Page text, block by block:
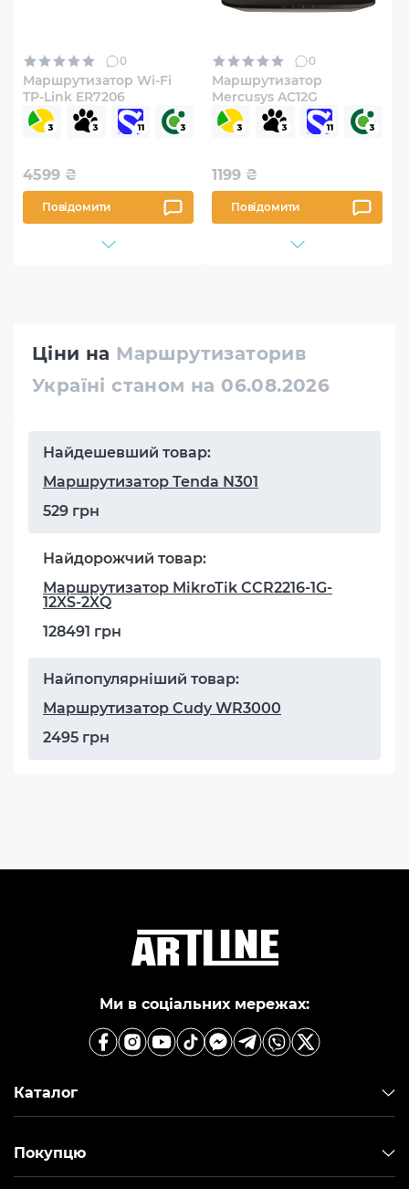
0
Маршрутизатор Wi-Fi
TP-Link ER7206
4599 ₴
Повідомити
0
Маршрутизатор
Mercusys AC12G
1199 ₴
Повідомити
Ціни на Маршрутизаторив
Україні станом на 06.08.2026
Найдешевший товар:
Маршрутизатор Tenda N301
529 грн
Найдорожчий товар:
Маршрутизатор MikroTik CCR2216-1G-
12XS-2XQ
128491 грн
Найпопулярніший товар:
Маршрутизатор Cudy WR3000
2495 грн
Ми в соціальних мережах:
Каталог
Покупцю